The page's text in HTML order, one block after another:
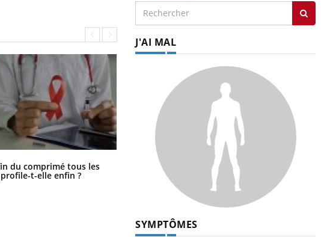
du comprimé tous les
t-elle enfin ?
Pourquoi votre ventre gâche-t-il les
premiers jours de vos vacances ?
J'AI MAL
SYMPTÔMES